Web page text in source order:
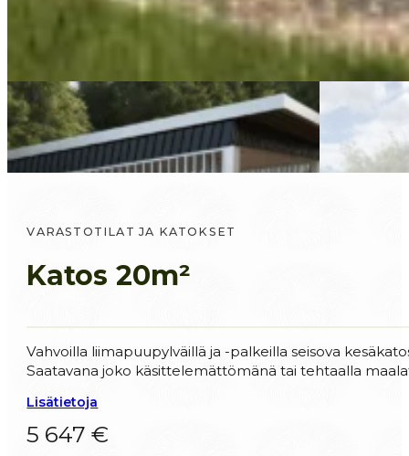
VARASTOTILAT JA KATOKSET
Katos 20m²
Vahvoilla liimapuupylväillä ja -palkeilla seisova
Saatavana joko käsittelemättömänä tai tehtaalla
Lisätietoja
5 647 €